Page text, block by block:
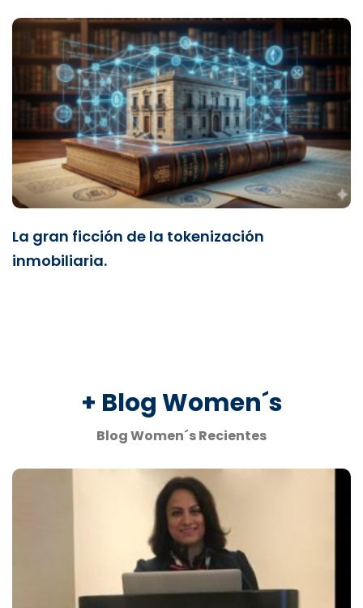
La gran ficción de la tokenización
inmobiliaria.
+ Blog Women´s
Blog Women´s Recientes